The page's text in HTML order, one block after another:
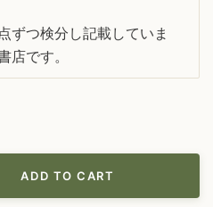
ずつ検分し記載していま
店です。
ADD TO CART